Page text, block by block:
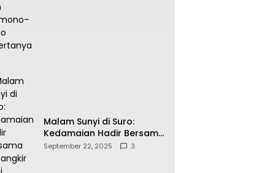
Malam Sunyi di Suro:
Kedamaian Hadir Bersama
Secangkir Kopi Hangat
September 22, 2025 3